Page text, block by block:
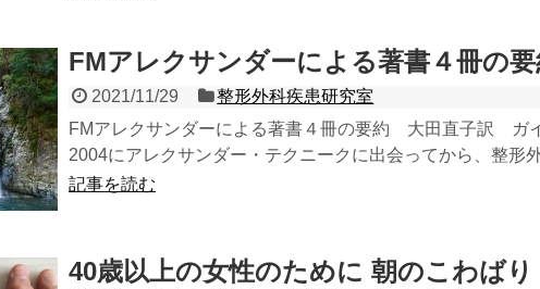
FMアレクサンダーによる著書４冊の
2021/11/29
整形外科疾患研究室
FMアレクサンダーによる著書４冊の要約 大田直子訳 ガ
2004にアレクサンダー・テクニークに出会ってから、整形
記事を読む
40歳以上の女性のために 朝のこわば